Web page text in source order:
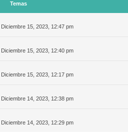
Temas
Diciembre 15, 2023, 12:47 pm
Diciembre 15, 2023, 12:40 pm
Diciembre 15, 2023, 12:17 pm
Diciembre 14, 2023, 12:38 pm
Diciembre 14, 2023, 12:29 pm